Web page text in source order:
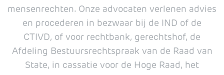
mensenrechten. Onze advocaten verlenen advies
en procederen in bezwaar bij de IND of de
CTIVD, of voor rechtbank, gerechtshof, de
Afdeling Bestuursrechtspraak van de Raad van
State, in cassatie voor de Hoge Raad, het